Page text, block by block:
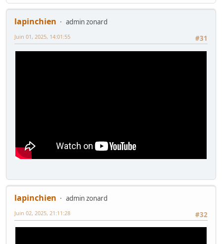
lapinchien
admin zonard
#31
Juin 01, 2025, 14:01:55
lapinchien
admin zonard
#32
Juin 02, 2025, 21:11:28